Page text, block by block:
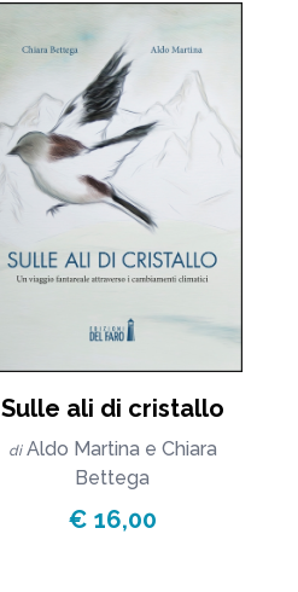
Sulle ali di cristallo
di Aldo Martina e Chiara
Bettega
€ 16,00